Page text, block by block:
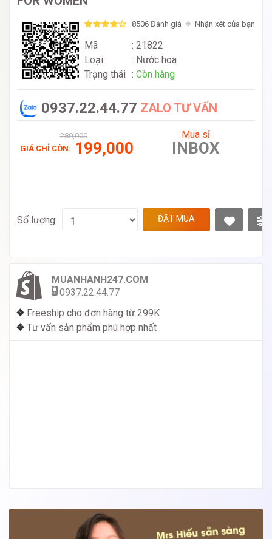
8506 Đánh giá Nhận xét của bạn
Mã
: 21822
Loại
: Nước hoa
Trạng thái : Còn hàng
0937.22.44.77 ZALO TƯ VẤN
280,000
GIÁ CHỈ CÒN: 199,000
Mua sỉ
INBOX
Số lượng: ĐẶT MUA
MUANHANH247.COM
0937.22.44.77
❖ Freeship cho đơn hàng từ 299K
❖ Tư vấn sản phẩm phù hợp nhất